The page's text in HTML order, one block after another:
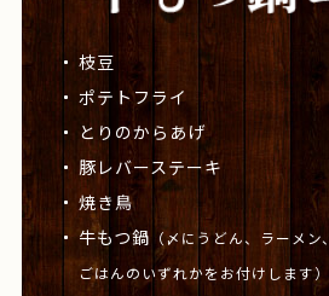
枝豆
ポテトフライ
とりのからあげ
豚レバーステーキ
焼き鳥
牛もつ鍋 （〆にうどん、ラーメン、
ごはんのいずれかをお付けします）